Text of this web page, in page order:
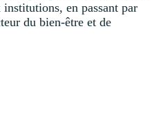
en passant par
du bien-être et de